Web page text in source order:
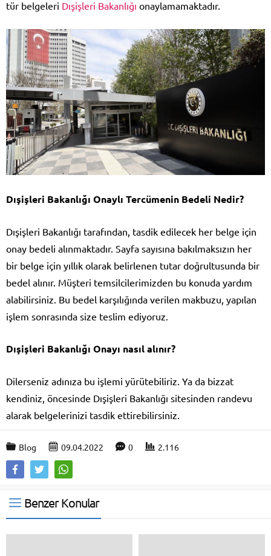
tür belgeleri Dışişleri Bakanlığı onaylamamaktadır.
Dışişleri Bakanlığı Onaylı Tercümenin Bedeli Nedir?
Dışişleri Bakanlığı tarafından, tasdik edilecek her belge için
onay bedeli alınmaktadır. Sayfa sayısına bakılmaksızın her
bir belge için yıllık olarak belirlenen tutar doğrultusunda bir
bedel alınır. Müşteri temsilcilerimizden bu konuda yardım
alabilirsiniz. Bu bedel karşılığında verilen makbuzu, yapılan
işlem sonrasında size teslim ediyoruz.
Dışişleri Bakanlığı Onayı nasıl alınır?
Dilerseniz adınıza bu işlemi yürütebiliriz. Ya da bizzat
kendiniz, öncesinde Dışişleri Bakanlığı sitesinden randevu
alarak belgelerinizi tasdik ettirebilirsiniz.
Blog 09.04.2022 0 2.116
Benzer Konular